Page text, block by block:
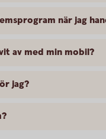
när jag
av med min mobil?
jag?